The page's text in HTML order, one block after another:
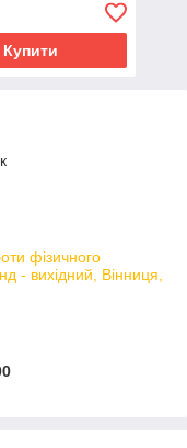
Купити
фізичного
- вихідний, Вінниця,